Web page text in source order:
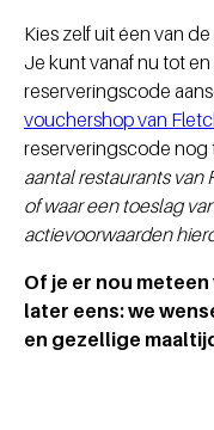
Kies zelf uit éen van
Je kunt vanaf nu tot
reserveringscode
vouchershop van
reserveringscode nog
aantal restaurants van
of waar een toeslag
actievoorwaarden
Of je er nou
later eens: we
en gezellige